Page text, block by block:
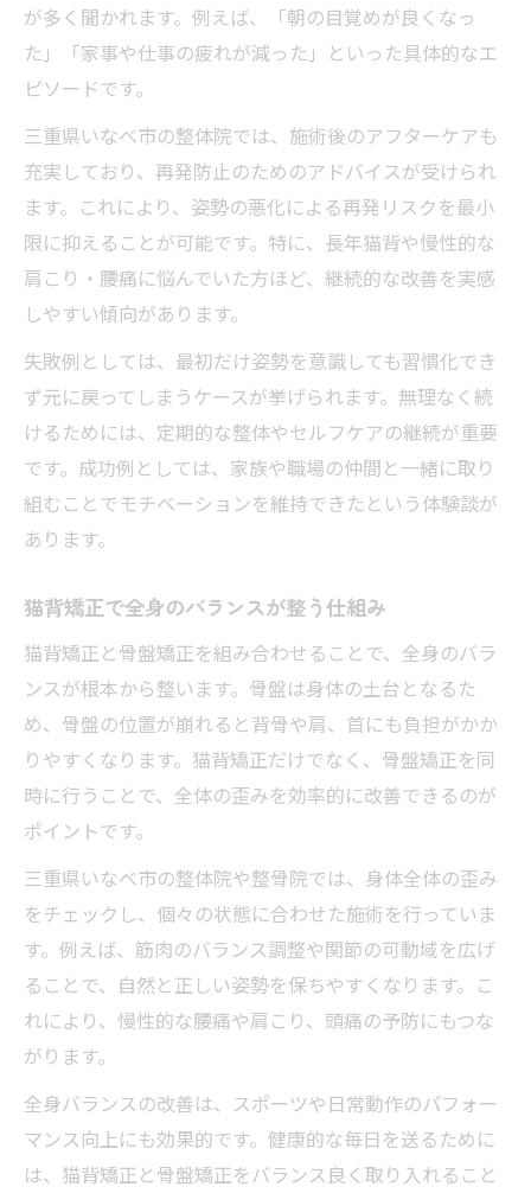
が多く聞かれます。例えば、「朝の目覚めが良くなっ
た」「家事や仕事の疲れが減った」といった具体的なエ
ピソードです。
三重県いなべ市の整体院では、施術後のアフターケアも
充実しており、再発防止のためのアドバイスが受けられ
ます。これにより、姿勢の悪化による再発リスクを最小
限に抑えることが可能です。特に、長年猫背や慢性的な
肩こり・腰痛に悩んでいた方ほど、継続的な改善を実感
しやすい傾向があります。
失敗例としては、最初だけ姿勢を意識しても習慣化でき
ず元に戻ってしまうケースが挙げられます。無理なく続
けるためには、定期的な整体やセルフケアの継続が重要
です。成功例としては、家族や職場の仲間と一緒に取り
組むことでモチベーションを維持できたという体験談が
あります。
猫背矯正で全身のバランスが整う仕組み
猫背矯正と骨盤矯正を組み合わせることで、全身のバラ
ンスが根本から整います。骨盤は身体の土台となるた
め、骨盤の位置が崩れると背骨や肩、首にも負担がかか
りやすくなります。猫背矯正だけでなく、骨盤矯正を同
時に行うことで、全体の歪みを効率的に改善できるのが
ポイントです。
三重県いなべ市の整体院や整骨院では、身体全体の歪み
をチェックし、個々の状態に合わせた施術を行っていま
す。例えば、筋肉のバランス調整や関節の可動域を広げ
ることで、自然と正しい姿勢を保ちやすくなります。こ
れにより、慢性的な腰痛や肩こり、頭痛の予防にもつな
がります。
全身バランスの改善は、スポーツや日常動作のパフォー
マンス向上にも効果的です。健康的な毎日を送るために
は、猫背矯正と骨盤矯正をバランス良く取り入れること